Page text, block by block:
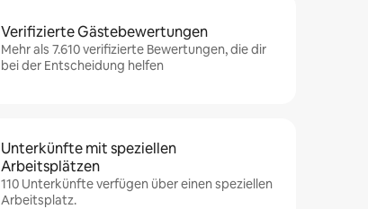
Verifizierte Gästebewertungen
Mehr als 7.610 verifizierte Bewertungen, die dir
bei der Entscheidung helfen
Unterkünfte mit speziellen
Arbeitsplätzen
110 Unterkünfte verfügen über einen speziellen
Arbeitsplatz.